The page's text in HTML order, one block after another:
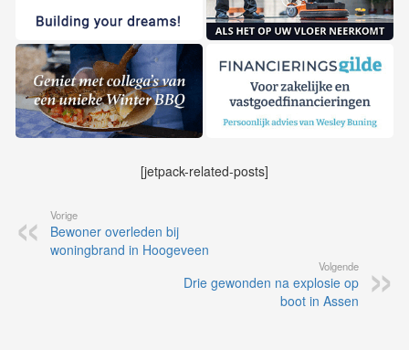
[jetpack-related-posts]
Vorige
Bewoner overleden bij
woningbrand in Hoogeveen
Volgende
Drie gewonden na explosie op
boot in Assen